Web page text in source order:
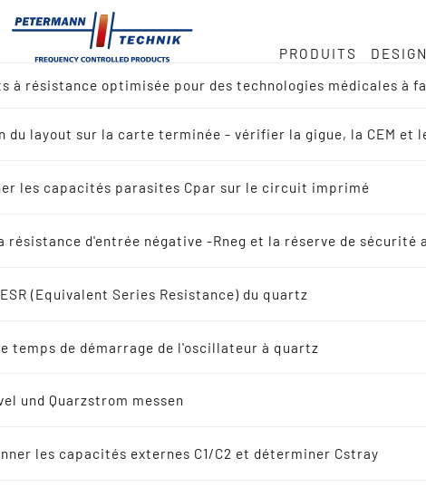
PRODUITS
des quartz en MHz
à résistance optimisée pour des technologies médicales à
du layout sur la carte terminée - vérifier la gigue, la CEM et
les capacités parasites Cpar sur le circuit imprimé
résistance d'entrée négative -Rneg et la réserve de sécurité
(Equivalent Series Resistance) du quartz
temps de démarrage de l'oscillateur à quartz
und Quarzstrom messen
les capacités externes C1/C2 et déterminer Cstray
LEXIQUE C